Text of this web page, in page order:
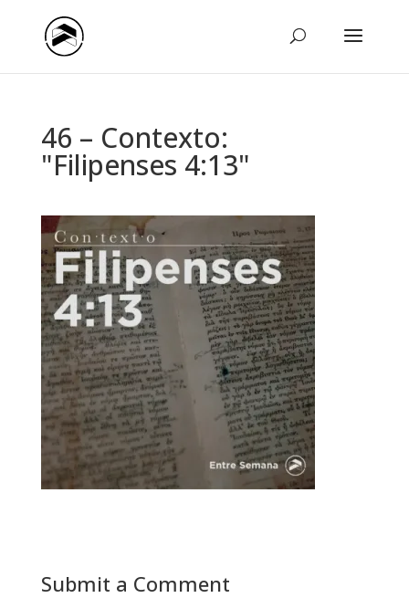
46 – Contexto:
"Filipenses 4:13"
Submit a Comment